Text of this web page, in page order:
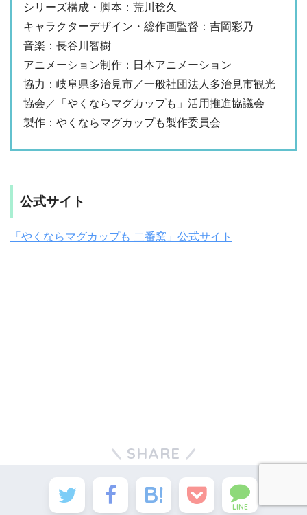
シリーズ構成・脚本：荒川稔久
キャラクターデザイン・総作画監督：吉岡彩乃
音楽：長谷川智樹
アニメーション制作：日本アニメーション
協力：岐阜県多治見市／一般社団法人多治見市観光
協会／「やくならマグカップも」活用推進協議会
製作：やくならマグカップも製作委員会
公式サイト
「やくならマグカップも 二番窯」公式サイト
SHARE
LINE